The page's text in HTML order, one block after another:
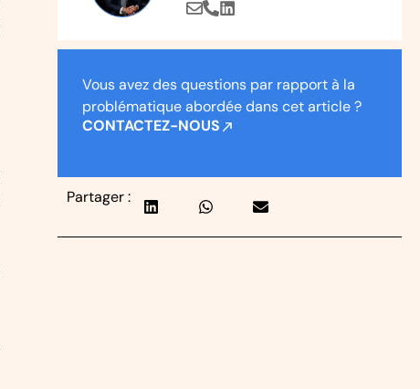
Vous avez des questions par rapport à la
problématique abordée dans cet article ?
CONTACTEZ-NOUS
Partager :